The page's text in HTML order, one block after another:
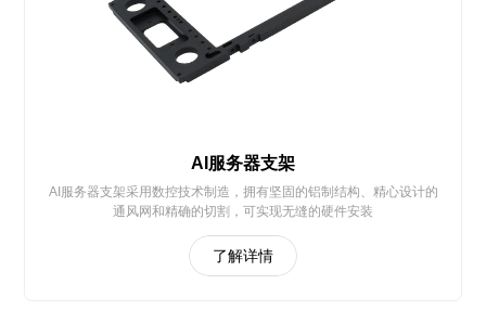
AI服务器支架
AI服务器支架采用数控技术制造，拥有坚固的铝制结构、精心设计的
通风网和精确的切割，可实现无缝的硬件安装
了解详情